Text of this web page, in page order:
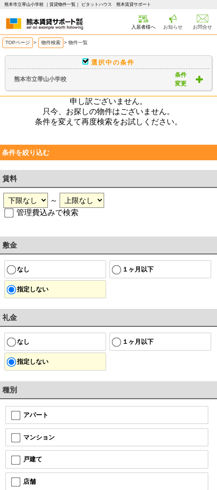
熊本市立帯山小学校 ｜賃貸物件一覧｜ ピタットハウス 熊本賃貸サポート
入居者様へ お知らせ お問合せ
TOPページ > 物件検索 > 物件一覧
選択中の条件
熊本市立帯山小学校
条件
変更
申し訳ございません。
只今、お探しの物件はございません。
条件を変えて再度検索をお試しください。
条件を絞り込む
賃料
～
管理費込みで検索
敷金
なし １ヶ月以下
指定しない
礼金
なし １ヶ月以下
指定しない
種別
アパート
マンション
戸建て
店舗